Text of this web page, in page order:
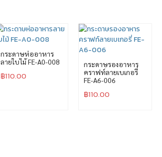
กระดาษห่ออาหาร
ลายใบไม้ FE-A0-008
฿110.00
กระดาษรองอาหาร
คราฟท์ลายเบเกอรี่
FE-A6-006
฿110.00